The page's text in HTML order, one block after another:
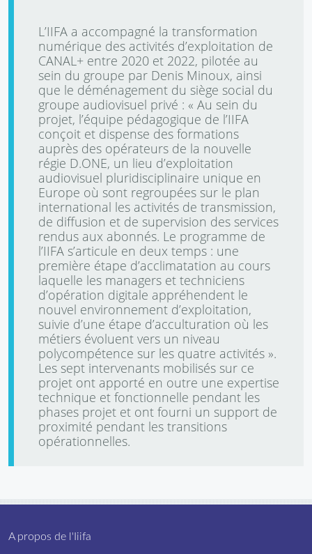
L’IIFA a accompagné la transformation
numérique des activités d’exploitation de
CANAL+ entre 2020 et 2022, pilotée au
sein du groupe par Denis Minoux, ainsi
que le déménagement du siège social du
groupe audiovisuel privé : « Au sein du
projet, l’équipe pédagogique de l’IIFA
conçoit et dispense des formations
auprès des opérateurs de la nouvelle
régie D.ONE, un lieu d’exploitation
audiovisuel pluridisciplinaire unique en
Europe où sont regroupées sur le plan
international les activités de transmission,
de diffusion et de supervision des services
rendus aux abonnés. Le programme de
l’IIFA s’articule en deux temps : une
première étape d’acclimatation au cours
laquelle les managers et techniciens
d’opération digitale appréhendent le
nouvel environnement d’exploitation,
suivie d’une étape d’acculturation où les
métiers évoluent vers un niveau
polycompétence sur les quatre activités ».
Les sept intervenants mobilisés sur ce
projet ont apporté en outre une expertise
technique et fonctionnelle pendant les
phases projet et ont fourni un support de
proximité pendant les transitions
opérationnelles.
A propos de l'Iiifa